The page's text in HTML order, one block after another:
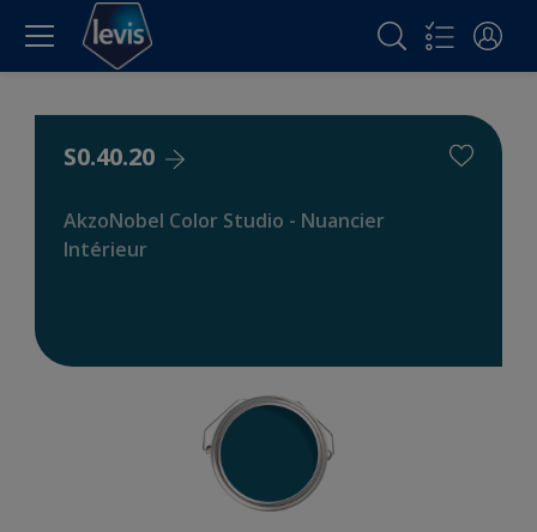
S0.40.20
AkzoNobel Color Studio - Nuancier
Intérieur